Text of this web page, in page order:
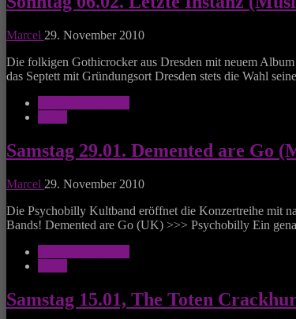
Marcel 29. November 2010
Die folkigen Gothicrocker aus Dresden mit neuem
das Septett mit Gründungsort Dresden stets die Wahl
Samstag 29.01. Demented are Go
Marcel 29. November 2010
Die Psychobilly Kultband eröffnet die Konzertreihe mit
Bands! Demented are Go (UK) >>> Psychobilly Ein
Samstag 15.01, The Toten